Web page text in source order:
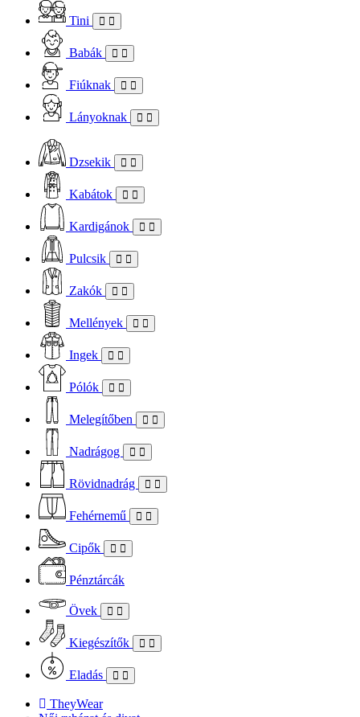
Tini
Babák
Fiúknak
Lányoknak
Dzsekik
Kabátok
Kardigánok
Pulcsik
Zakók
Mellények
Ingek
Pólók
Melegítőben
Nadrágog
Rövidnadrág
Fehérnemű
Cipők
Pénztárcák
Övek
Kiegészítők
Eladás
TheyWear